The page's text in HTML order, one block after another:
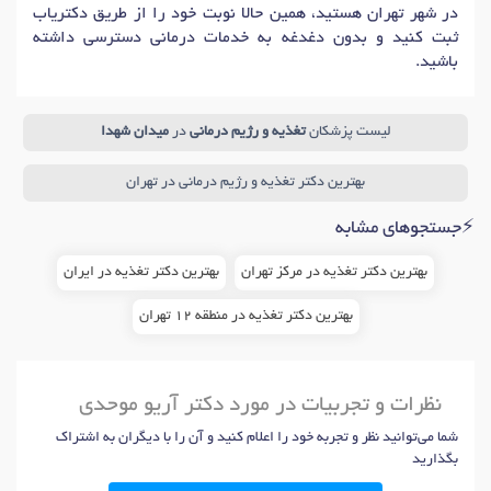
در شهر تهران هستید، همین حالا نوبت خود را از طریق دکتریاب
ثبت کنید و بدون دغدغه به خدمات درمانی دسترسی داشته
باشید.
لیست پزشکانتغذیه و رژیم درمانی درمیدان شهدا
بهترین دکتر تغذیه و رژیم درمانی در تهران
⚡جستجوهای مشابه
بهترین دکتر تغذیه در مرکز تهران بهترین دکتر تغذیه در ایران
بهترین دکتر تغذیه در منطقه 12 تهران
نظرات و تجربیات در مورد دکتر آریو موحدی
شما می‌توانید نظر و تجربه خود را اعلام کنید و آن را با دیگران به اشتراک
بگذارید